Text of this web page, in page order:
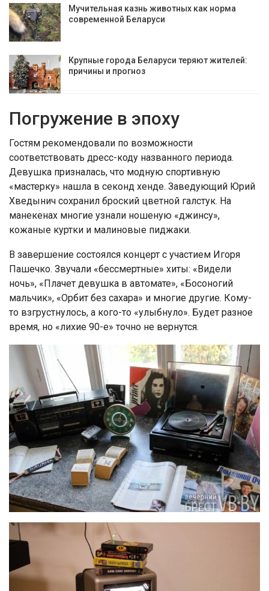
Мучительная казнь животных как норма
современной Беларуси
Крупные города Беларуси теряют жителей:
причины и прогноз
Погружение в эпоху
Гостям рекомендовали по возможности
соответствовать дресс-коду названного периода.
Девушка призналась, что модную спортивную
«мастерку» нашла в секонд хенде. Заведующий Юрий
Хведынич сохранил броский цветной галстук. На
манекенах многие узнали ношеную «джинсу»,
кожаные куртки и малиновые пиджаки.
В завершение состоялся концерт с участием Игоря
Пашечко. Звучали «бессмертные» хиты: «Видели
ночь», «Плачет девушка в автомате», «Босоногий
мальчик», «Орбит без сахара» и многие другие. Кому-
то взгрустнулось, а кого-то «улыбнуло». Будет разное
время, но «лихие 90-е» точно не вернутся.